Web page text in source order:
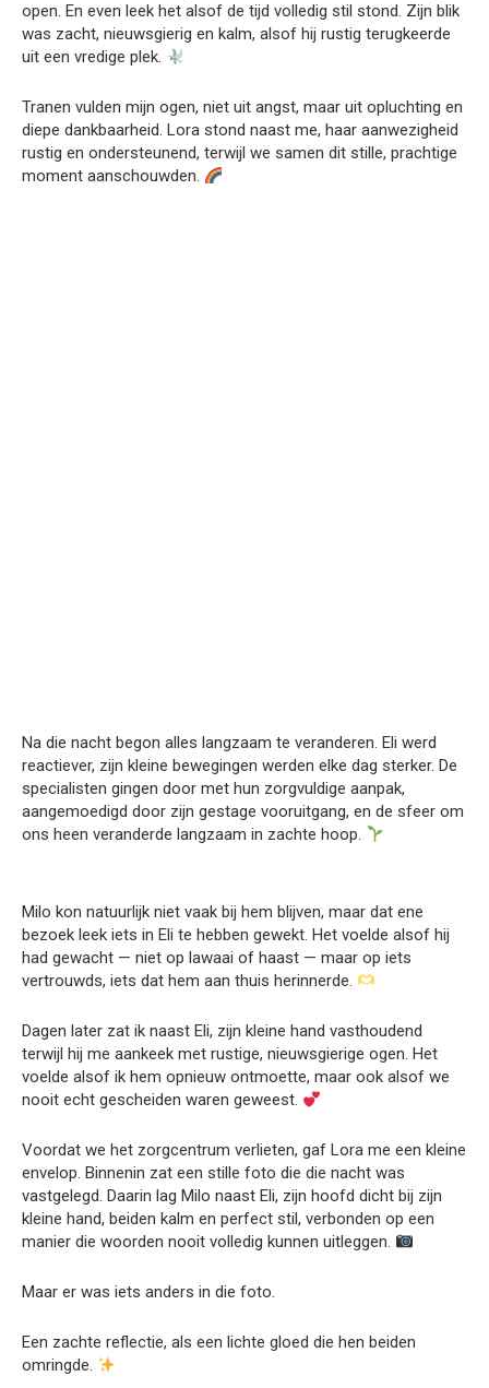
open. En even leek het alsof de tijd volledig stil stond. Zijn blik
was zacht, nieuwsgierig en kalm, alsof hij rustig terugkeerde
uit een vredige plek.
Tranen vulden mijn ogen, niet uit angst, maar uit opluchting en
diepe dankbaarheid. Lora stond naast me, haar aanwezigheid
rustig en ondersteunend, terwijl we samen dit stille, prachtige
moment aanschouwden.
Na die nacht begon alles langzaam te veranderen. Eli werd
reactiever, zijn kleine bewegingen werden elke dag sterker. De
specialisten gingen door met hun zorgvuldige aanpak,
aangemoedigd door zijn gestage vooruitgang, en de sfeer om
ons heen veranderde langzaam in zachte hoop.
Milo kon natuurlijk niet vaak bij hem blijven, maar dat ene
bezoek leek iets in Eli te hebben gewekt. Het voelde alsof hij
had gewacht — niet op lawaai of haast — maar op iets
vertrouwds, iets dat hem aan thuis herinnerde.
Dagen later zat ik naast Eli, zijn kleine hand vasthoudend
terwijl hij me aankeek met rustige, nieuwsgierige ogen. Het
voelde alsof ik hem opnieuw ontmoette, maar ook alsof we
nooit echt gescheiden waren geweest.
Voordat we het zorgcentrum verlieten, gaf Lora me een kleine
envelop. Binnenin zat een stille foto die die nacht was
vastgelegd. Daarin lag Milo naast Eli, zijn hoofd dicht bij zijn
kleine hand, beiden kalm en perfect stil, verbonden op een
manier die woorden nooit volledig kunnen uitleggen.
Maar er was iets anders in die foto.
Een zachte reflectie, als een lichte gloed die hen beiden
omringde.